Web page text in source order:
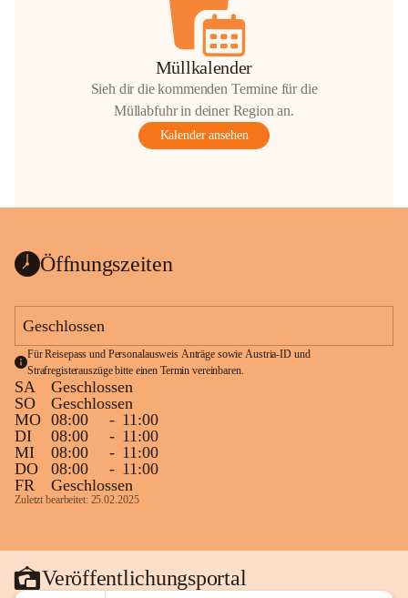
Müllkalender
Sieh dir die kommenden Termine für die
Müllabfuhr in deiner Region an.
Kalender ansehen
Öffnungszeiten
Geschlossen
Für Reisepass und Personalausweis Anträge sowie Austria-ID und
Strafregisterauszüge bitte einen Termin vereinbaren.
SA
Geschlossen
SO
Geschlossen
MO 08:00 - 11:00
DI
08:00 - 11:00
MI
08:00 - 11:00
DO
08:00 - 11:00
FR
Geschlossen
Zuletzt bearbeitet: 25.02.2025
Veröffentlichungsportal